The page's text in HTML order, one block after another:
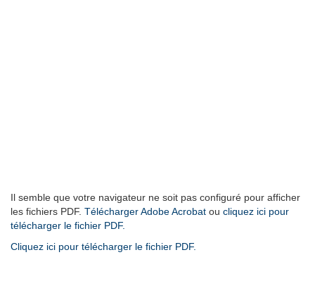
Il semble que votre navigateur ne soit pas configuré pour afficher
les fichiers PDF. Télécharger Adobe Acrobat ou cliquez ici pour
télécharger le fichier PDF.
Cliquez ici pour télécharger le fichier PDF.